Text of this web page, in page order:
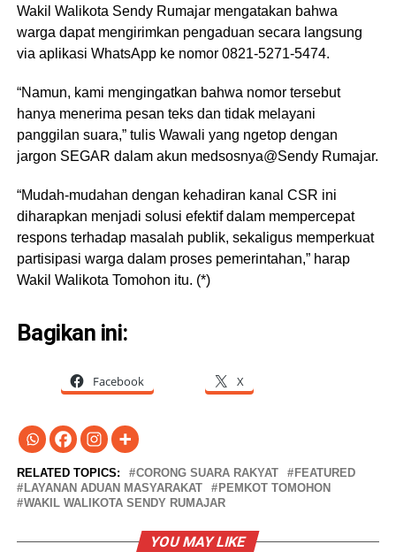
Wakil Walikota Sendy Rumajar mengatakan bahwa
warga dapat mengirimkan pengaduan secara langsung
via aplikasi WhatsApp ke nomor 0821-5271-5474.
“Namun, kami mengingatkan bahwa nomor tersebut
hanya menerima pesan teks dan tidak melayani
panggilan suara,” tulis Wawali yang ngetop dengan
jargon SEGAR dalam akun medsosnya@Sendy Rumajar.
“Mudah-mudahan dengan kehadiran kanal CSR ini
diharapkan menjadi solusi efektif dalam mempercepat
respons terhadap masalah publik, sekaligus memperkuat
partisipasi warga dalam proses pemerintahan,” harap
Wakil Walikota Tomohon itu. (*)
Bagikan ini:
Facebook X
RELATED TOPICS: CORONG SUARA RAKYAT
FEATURED
LAYANAN ADUAN MASYARAKAT
PEMKOT TOMOHON
WAKIL WALIKOTA SENDY RUMAJAR
YOU MAY LIKE